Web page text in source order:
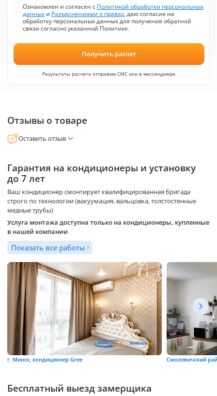
Ознакомлен и согласен с Политикой обработки персональных
данных и Разъяснениями о правах, даю согласие на
обработку персональных данных для получения обратной
связи согласно указанной Политике.
Получить расчет
Результаты расчета отправим СМС или в мессенджере
Отзывы о товаре
Оставить отзыв
Гарантия на кондиционеры и установку
до 7 лет
Ваш кондиционер смонтирует квалифицированная бригада
строго по технологии (вакуумация, вальцовка, толстостенные
медные трубы)
Услуга монтажа доступна только на кондиционеры, купленные
в нашей компании
г. Минск, кондиционер Gree Смолевичский
Показать все работы
Бесплатный выезд замерщика